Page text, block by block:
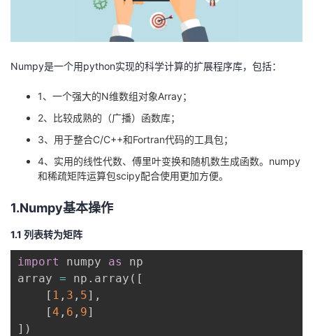
Numpy是一个用python实现的科学计算的扩展程序库，包括：
1、一个强大的N维数组对象Array；
2、比较成熟的（广播）函数库；
3、用于整合C/C++和Fortran代码的工具包；
4、实用的线性代数、傅里叶变换和随机数生成函数。numpy
和稀疏矩阵运算包scipy配合使用更加方便。
1.Numpy基本操作
1.1 列表转为矩阵
import numpy as
np
array = np . array ( [
[ 1 , 3 , 5] ,
[4 , 6 , 9]
] )